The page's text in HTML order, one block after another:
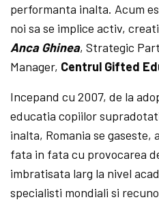
performanta inalta. Acum
noi sa se implice activ,
Anca Ghinea, Strategic
Manager, Centrul Gifted
Incepand cu 2007, de la
educatia copiilor
inalta, Romania se gaseste,
fata in fata cu provocarea
imbratisata larg la nivel
specialisti mondiali si